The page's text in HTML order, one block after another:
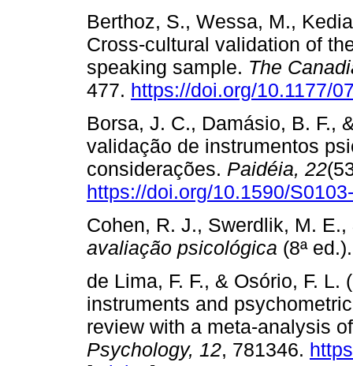
Berthoz, S., Wessa, M.,
Cross-cultural validation of
speaking sample. The
477. https://doi.org/10.1177/
Borsa, J. C., Damásio, B. F.,
validação de instrumentos
considerações. Paidéia, 22
https://doi.org/10.1590/
Cohen, R. J., Swerdlik, M.
avaliação psicológica (8ª
de Lima, F. F., & Osório, F.
instruments and
review with a meta-analysis
Psychology, 12, 781346.